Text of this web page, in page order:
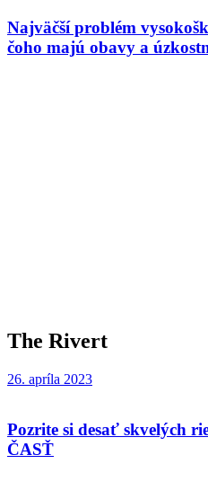
Najväčší problém
čoho majú obavy a
The Rivert
26. apríla 2023
Pozrite si desať skvelých
ČASŤ